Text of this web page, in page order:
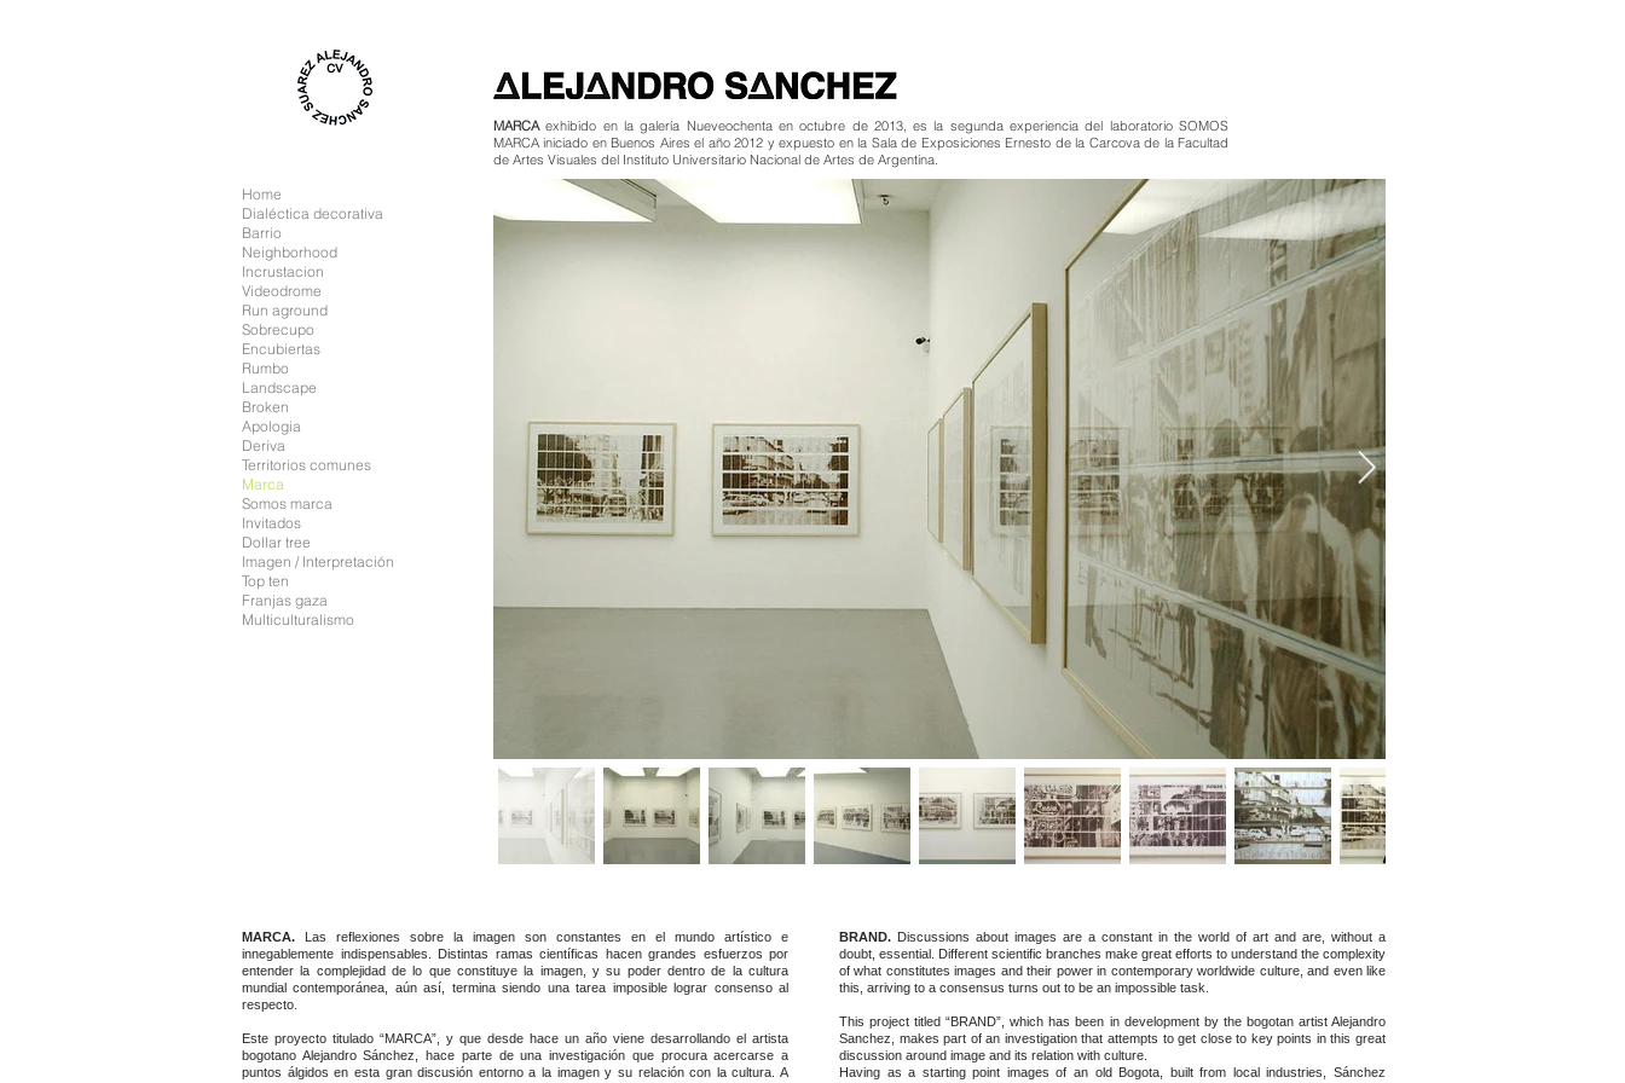
MARCAexhibido en la galería Nueveochenta en octubre de 2013, es la segunda experiencia del laboratorio SOMOS
MARCA iniciado en Buenos Aires el año 2012 y expuesto en la Sala de Exposiciones Ernesto de la Carcova de la Facultad
de Artes Visuales del Instituto Universitario Nacional de Artes de Argentina.
MARCA. Las reflexiones sobre la imagen son constantes en el mundo artístico e
innegablemente indispensables. Distintas ramas científicas hacen grandes esfuerzos por
entender la complejidad de lo que constituye la imagen, y su poder dentro de la cultura
mundial contemporánea, aún así, termina siendo una tarea imposible lograr consenso al
respecto.
Este proyecto titulado “MARCA”, y que desde hace un año viene desarrollando el artista
bogotano Alejandro Sánchez, hace parte de una investigación que procura acercarse a
puntos álgidos en esta gran discusión entorno a la imagen y su relación con la cultura. A
BRAND. Discussions about images are a constant in the world of art and are, without a
doubt, essential. Different scientific branches make great efforts to understand the complexity
of what constitutes images and their power in contemporary worldwide culture, and even like
this, arriving to a consensus turns out to be an impossible task.
This project titled “BRAND”, which has been in development by the bogotan artist Alejandro
Sanchez, makes part of an investigation that attempts to get close to key points in this great
discussion around image and its relation with culture.
Having as a starting point images of an old Bogota, built from local industries, Sánchez
Home
Dialéctica decorativa
Barrio
Neighborhood
Incrustacion
Videodrome
Run aground
Sobrecupo
Encubiertas
Rumbo
Landscape
Broken
Apologia
Deriva
Territorios comunes
Marca
Somos marca
Invitados
Dollar tree
Imagen / Interpretación
Top ten
Franjas gaza
Multiculturalismo
cv